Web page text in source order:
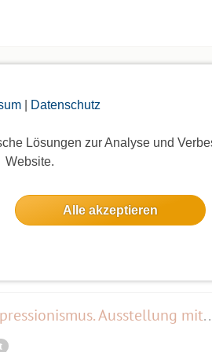
| Datenschutz
Lösungen zur Analyse und
Website.
Alle akzeptieren
für eingeloggte Mitglieder sichtbar.
Symphonie der Farben. Paul Signac